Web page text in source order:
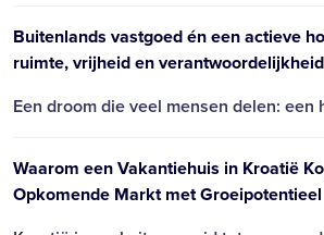
Buitenlands vastgoed én een actieve
ruimte, vrijheid en verantwoordelijkheid
Een droom die veel mensen delen: een
Waarom een Vakantiehuis in Kroatië
Opkomende Markt met Groeipotentieel